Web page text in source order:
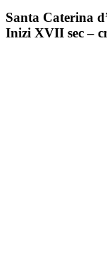
Santa Caterina
Inizi XVII sec –